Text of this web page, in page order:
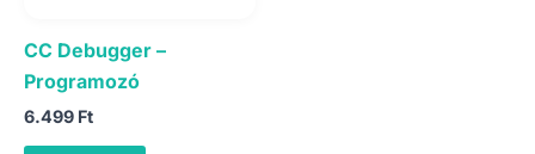
CC Debugger –
Programozó
6.499 Ft